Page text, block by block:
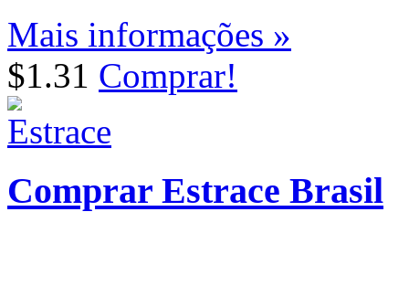
Mais informações »
$1.31 Comprar!
Comprar Estrace Brasil